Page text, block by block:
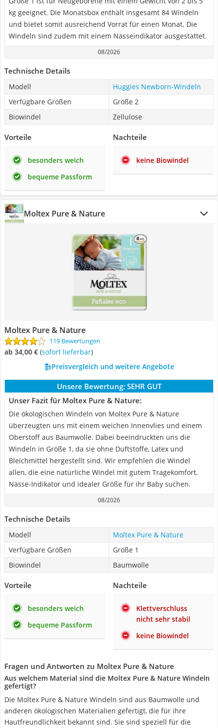
kg geeignet. Die Monatsbox enthält insgesamt 84 Windeln
und bietet somit ausreichend Vorrat für einen Monat. Die
Windeln sind zudem mit einem Nässeindikator ausgestattet.
08/2026
Technische Details
Modell
Huggies Newborn-Windeln
Verfügbare Größen
Größe 2
Biowindel
Zellulose
Vorteile
besonders weich
bequeme Passform
Nachteile
keine Biowindel
Moltex Pure & Nature
Moltex Pure & Nature
119 Bewertungen
ab 34,00 € ( Sofort lieferbar)
Preisvergleich und weitere Angebote
Unsere Bewertung: SEHR GUT
Unser Fazit für Moltex Pure & Nature:
Die ökologischen Windeln von Moltex Pure & Nature
überzeugten uns mit einem weichen Innenvlies und einem
Oberstoff aus Baumwolle. Dabei beeindruckten uns die
Windeln in Größe 1, da sie ohne Duftstoffe, Latex und
Bleichmittel hergestellt sind. Wir empfehlen die Windel
allen, die eine natürliche Windel mit gutem Tragekomfort,
Nässe-Indikator und idealer Größe für ihr Baby suchen.
08/2026
Technische Details
Modell
Moltex Pure & Nature
Verfügbare Größen
Größe 1
Biowindel
Baumwolle
Vorteile
besonders weich
bequeme Passform
Nachteile
Klettverschluss
nicht sehr stabil
keine Biowindel
Fragen und Antworten zu Moltex Pure & Nature
Aus welchem Material sind die Moltex Pure & Nature Windeln
gefertigt?
Die Moltex Pure & Nature Windeln sind aus Baumwolle und
anderen ökologischen Materialien gefertigt, die für ihre
Hautfreundlichkeit bekannt sind. Sie sind speziell für die